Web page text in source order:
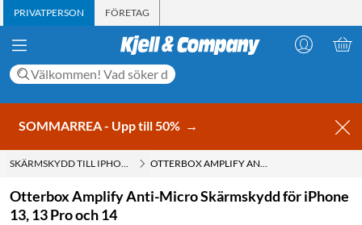
PRIVATPERSON FÖRETAG
SOMMARREA - Upp till 50% →
SKÄRMSKYDD TILL IPHONE 13 OTTERBOX AMPLIFY ANTI-MICRO SKÄRMSKYDD FÖR IPHONE 13, 13 PRO OCH 14
Otterbox Amplify Anti-Micro Skärmskydd för iPhone
13, 13 Pro och 14